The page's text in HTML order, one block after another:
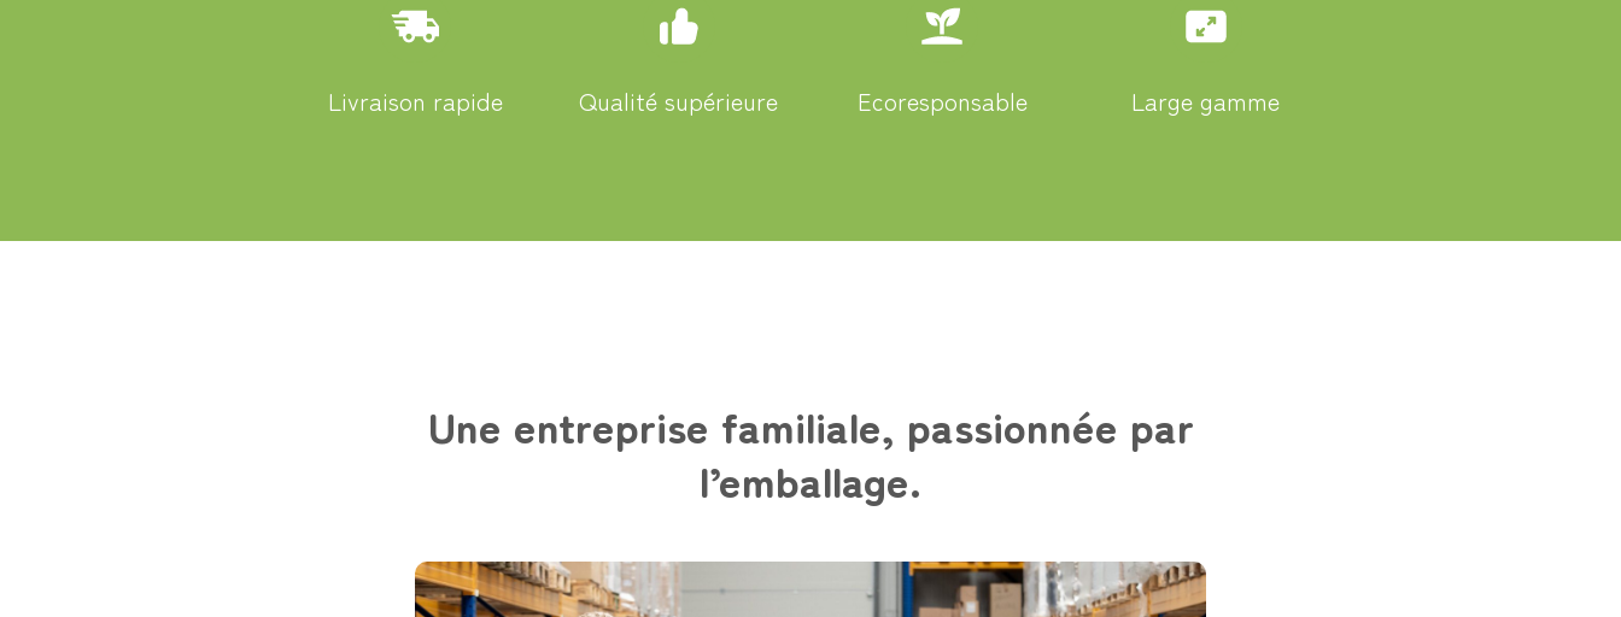
Livraison rapide Qualité supérieure Ecoresponsable Large gamme
Une entreprise familiale, passionnée par
l’emballage.